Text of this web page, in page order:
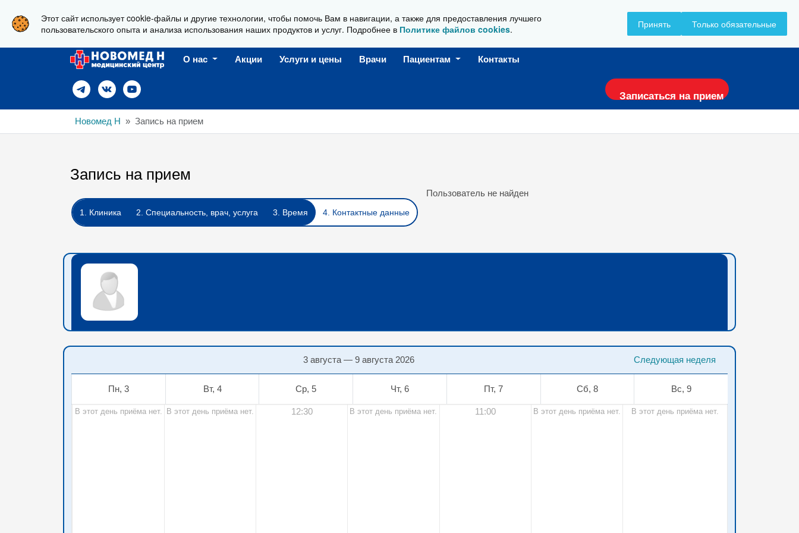
Этот сайт использует cookie-файлы и другие технологии, чтобы помочь Вам в навигации, а также для предоставления лучшего
пользовательского опыта и анализа использования наших продуктов и услуг. Подробнее в Политике файлов cookies. Принять Только обязательные
г. Новороссийск, ул. Пионерская, 23 Ежедневно, с 08:00 до 20:00 +7 (8617) 797-157
О нас Акции Услуги и цены Врачи Пациентам Контакты
Записаться на прием
Новомед Н Запись на прием
Запись на прием
1. Клиника 2. Специальность, врач, услуга 3. Время 4. Контактные данные
Пользователь не найден
Следующая неделя
3 августа — 9 августа 2026
Пн, 3 Вт, 4 Ср, 5 Чт, 6 Пт, 7 Сб, 8 Вс, 9
В этот день приёма нет. В этот день приёма нет. 12:30 В этот день приёма нет. 11:00 В этот день приёма нет. В этот день приёма нет.